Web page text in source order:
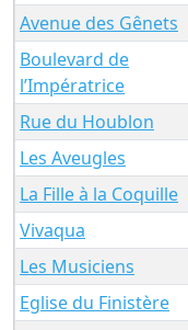
Avenue des Gênets
Boulevard de
l’Impératrice
Rue du Houblon
Les Aveugles
La Fille à la Coquille
Vivaqua
Les Musiciens
Eglise du Finistère